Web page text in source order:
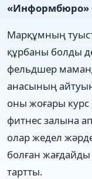
«Информбюро»
Марқұмның
құрбаны болды
фельдшер
анасының
оны жоғары курс
фитнес залына
олар жедел
болған
тартты.